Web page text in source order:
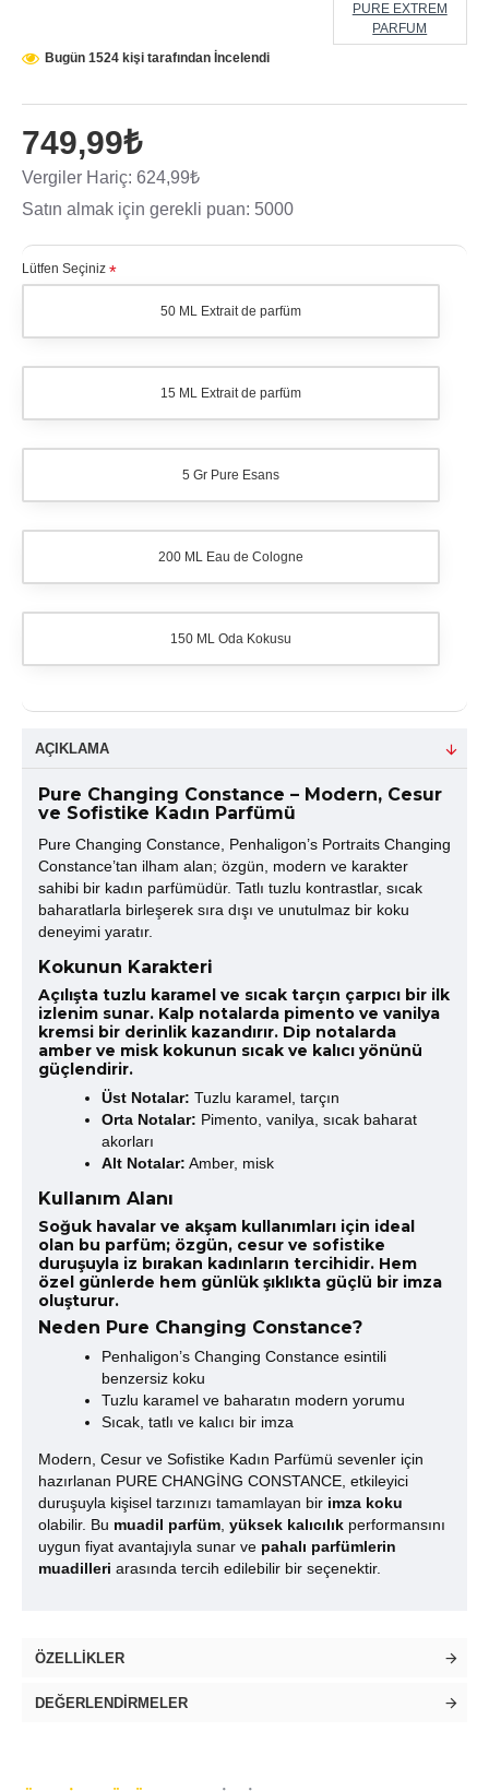
749,99₺
Vergiler Hariç: 624,99₺
Satın almak için gerekli puan: 5000
PURE EXTREM
PARFUM
Bugün 1524 kişi tarafından İncelendi
Lütfen Seçiniz
50 ML Extrait de parfüm
15 ML Extrait de parfüm
5 Gr Pure Esans
200 ML Eau de Cologne
150 ML Oda Kokusu
AÇIKLAMA
Pure Changing Constance – Modern, Cesur
ve Sofistike Kadın Parfümü
Pure Changing Constance, Penhaligon’s Portraits Changing
Constance’tan ilham alan; özgün, modern ve karakter
sahibi bir kadın parfümüdür. Tatlı tuzlu kontrastlar, sıcak
baharatlarla birleşerek sıra dışı ve unutulmaz bir koku
deneyimi yaratır.
Kokunun Karakteri
Açılışta tuzlu karamel ve sıcak tarçın çarpıcı bir ilk
izlenim sunar. Kalp notalarda pimento ve vanilya
kremsi bir derinlik kazandırır. Dip notalarda
amber ve misk kokunun sıcak ve kalıcı yönünü
güçlendirir.
Üst Notalar: Tuzlu karamel, tarçın
Orta Notalar: Pimento, vanilya, sıcak baharat
akorları
Alt Notalar: Amber, misk
Kullanım Alanı
Soğuk havalar ve akşam kullanımları için ideal
olan bu parfüm; özgün, cesur ve sofistike
duruşuyla iz bırakan kadınların tercihidir. Hem
özel günlerde hem günlük şıklıkta güçlü bir imza
oluşturur.
Neden Pure Changing Constance?
Penhaligon’s Changing Constance esintili
benzersiz koku
Tuzlu karamel ve baharatın modern yorumu
Sıcak, tatlı ve kalıcı bir imza
Modern, Cesur ve Sofistike Kadın Parfümü sevenler için
hazırlanan PURE CHANGİNG CONSTANCE, etkileyici
duruşuyla kişisel tarzınızı tamamlayan bir imza koku
olabilir. Bu muadil parfüm yüksek kalıcılık performansını
uygun fiyat avantajıyla sunar ve pahalı parfümlerin
muadilleri arasında tercih edilebilir bir seçenektir.
ÖZELLIKLER
DEĞERLENDIRMELER